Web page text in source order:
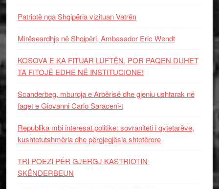
Patriotë nga Shqipëria vizituan Vatrën
Mirëseardhje në Shqipëri, Ambasador Eric Wendt
KOSOVA E KA FITUAR LUFTËN, POR PAQEN DUHET
TA FITOJË EDHE NË INSTITUCIONE!
Scanderbeg, mburoja e Arbërisë dhe gjeniu ushtarak në
faqet e Giovanni Carlo Saraceni-t
Republika mbi interesat politike: sovraniteti i qytetarëve,
kushtetutshmëria dhe përgjegjësia shtetërore
TRI POEZI PËR GJERGJ KASTRIOTIN-
SKËNDERBEUN